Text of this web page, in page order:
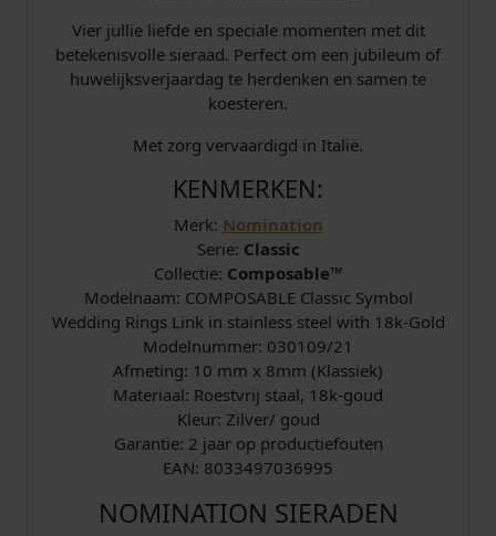
n
g
e
o
n
t
a
l
Vier jullie liefde en speciale momenten met dit
betekenisvolle sieraad. Perfect om een jubileum of
huwelijksverjaardag te herdenken en samen te
koesteren.
Met zorg vervaardigd in Italië.
KENMERKEN:
Merk: Nomination
Serie: Classic
Collectie: Composable™
Modelnaam: COMPOSABLE Classic Symbol
Wedding Rings Link in stainless steel with 18k-Gold
Modelnummer: 030109/21
Afmeting: 10 mm x 8mm (Klassiek)
Materiaal: Roestvrij staal, 18k-goud
Kleur: Zilver/ goud
Garantie: 2 jaar op productiefouten
EAN: 8033497036995
NOMINATION SIERADEN